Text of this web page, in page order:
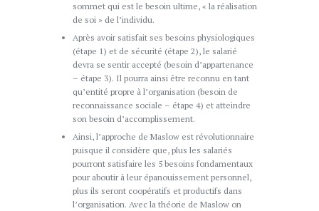
sommet qui est le besoin ultime, « la réalisation
de soi » de l’individu.
Après avoir satisfait ses besoins physiologiques
(étape 1) et de sécurité (étape 2), le salarié
devra se sentir accepté (besoin d’appartenance
– étape 3). Il pourra ainsi être reconnu en tant
qu’entité propre à l’organisation (besoin de
reconnaissance sociale – étape 4) et atteindre
son besoin d’accomplissement.
Ainsi, l’approche de Maslow est révolutionnaire
puisque il considère que, plus les salariés
pourront satisfaire les 5 besoins fondamentaux
pour aboutir à leur épanouissement personnel,
plus ils seront coopératifs et productifs dans
l’organisation. Avec la théorie de Maslow on